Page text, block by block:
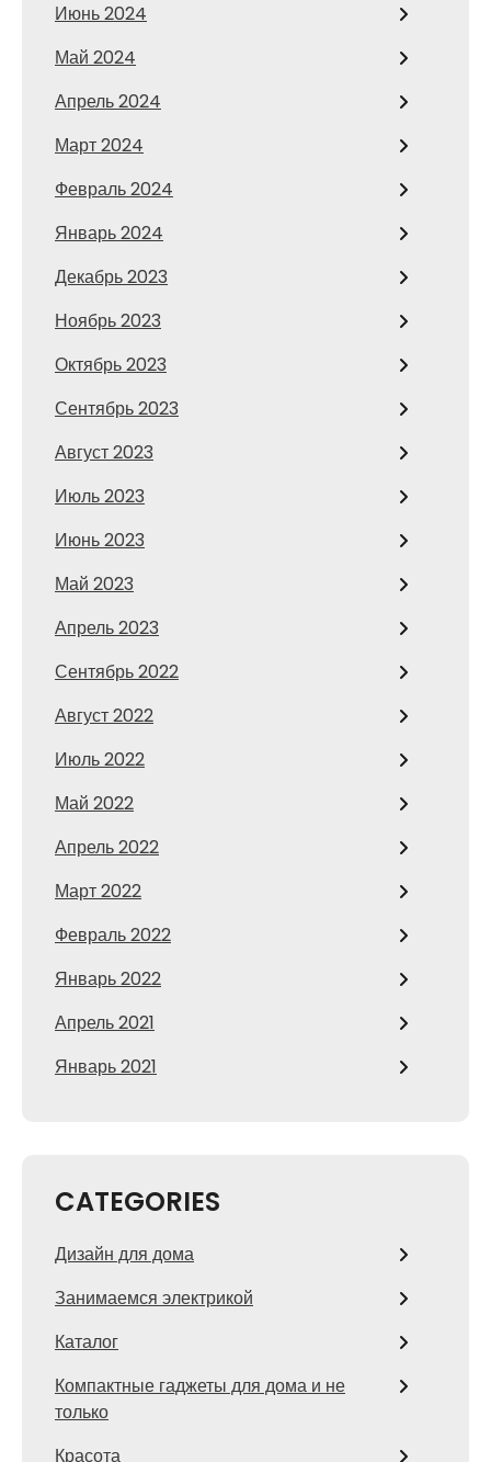
Июнь 2024
Май 2024
Апрель 2024
Март 2024
Февраль 2024
Январь 2024
Декабрь 2023
Ноябрь 2023
Октябрь 2023
Сентябрь 2023
Август 2023
Июль 2023
Июнь 2023
Май 2023
Апрель 2023
Сентябрь 2022
Август 2022
Июль 2022
Май 2022
Апрель 2022
Март 2022
Февраль 2022
Январь 2022
Апрель 2021
Январь 2021
CATEGORIES
Дизайн для дома
Занимаемся электрикой
Каталог
Компактные гаджеты для дома и не
только
Красота